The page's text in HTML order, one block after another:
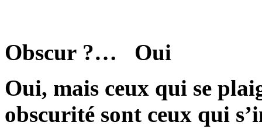
Obscur ?… Oui
Oui, mais ceux qui se
obscurité sont ceux qui